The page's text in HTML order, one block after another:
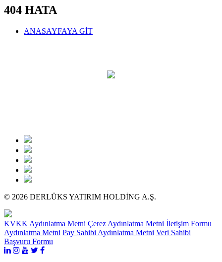
404 HATA
ANASAYFAYA GİT
© 2026 DERLÜKS YATIRIM HOLDİNG A.Ş.
KVKK Aydınlatma Metni Çerez Aydınlatma Metni İletişim Formu
Aydınlatma Metni Pay Sahibi Aydınlatma Metni Veri Sahibi
Başvuru Formu